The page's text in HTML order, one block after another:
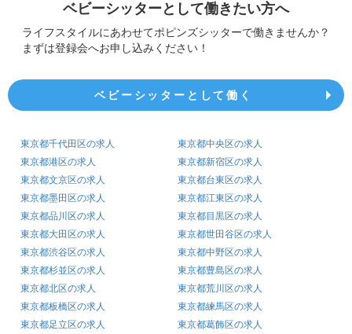
ベビーシッターとして働きたい方へ
ライフスタイルにあわせてポピンズシッターで働きませんか？
まずは登録会へお申し込みください！
ベビーシッターとして働く
東京都千代田区の求人
東京都中央区の求人
東京都港区の求人
東京都新宿区の求人
東京都文京区の求人
東京都台東区の求人
東京都墨田区の求人
東京都江東区の求人
東京都品川区の求人
東京都目黒区の求人
東京都大田区の求人
東京都世田谷区の求人
東京都渋谷区の求人
東京都中野区の求人
東京都杉並区の求人
東京都豊島区の求人
東京都北区の求人
東京都荒川区の求人
東京都板橋区の求人
東京都練馬区の求人
東京都足立区の求人
東京都葛飾区の求人